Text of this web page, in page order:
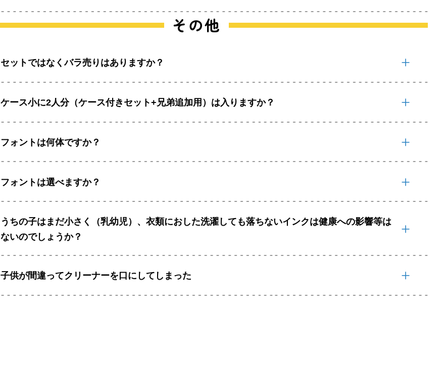
その他
セットではなくバラ売りはありますか？
ケース小に2人分（ケース付きセット+兄弟追加用）は入りますか？
フォントは何体ですか？
フォントは選べますか？
うちの子はまだ小さく（乳幼児）、衣類におした洗濯しても落ちないインクは健康への影響等は
ないのでしょうか？
子供が間違ってクリーナーを口にしてしまった